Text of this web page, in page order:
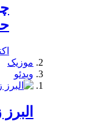
موزیک
ویدئو
البرز